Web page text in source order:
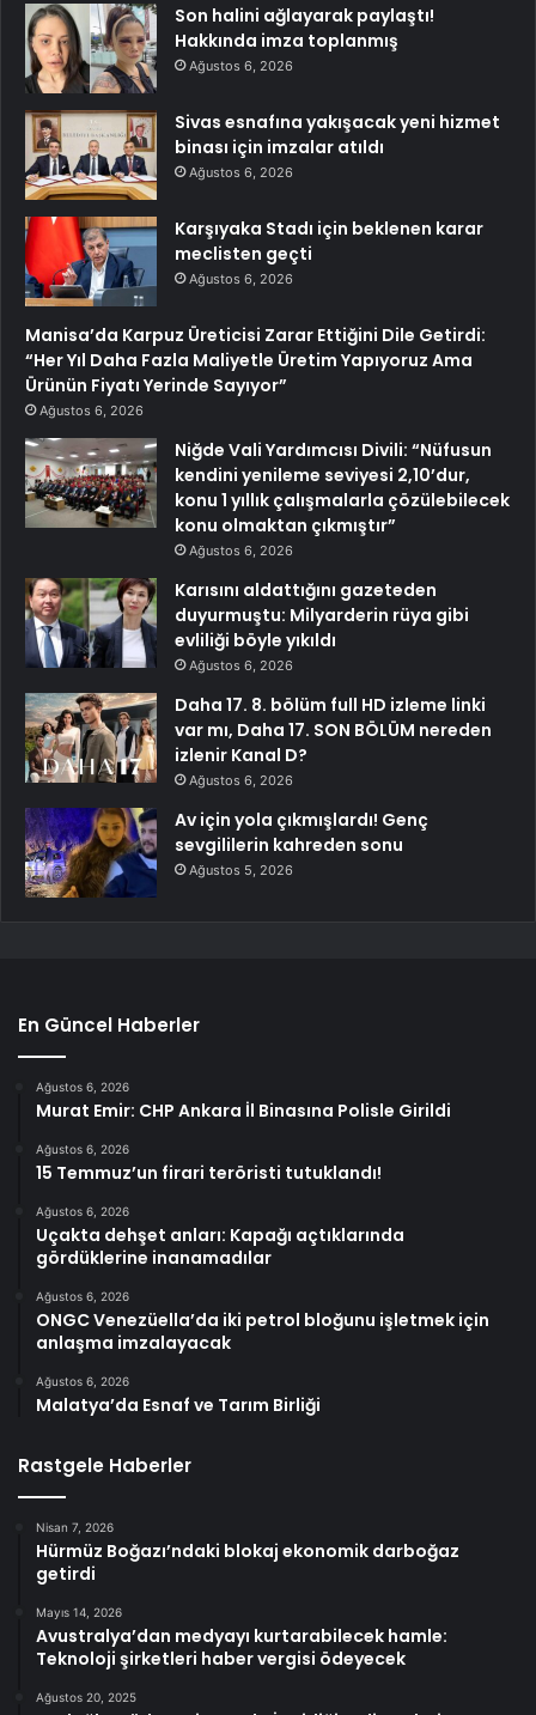
Son halini ağlayarak paylaştı!
Hakkında imza toplanmış
Ağustos 6, 2026
Sivas esnafına yakışacak yeni hizmet
binası için imzalar atıldı
Ağustos 6, 2026
Karşıyaka Stadı için beklenen karar
meclisten geçti
Ağustos 6, 2026
Manisa’da Karpuz Üreticisi Zarar Ettiğini Dile Getirdi:
“Her Yıl Daha Fazla Maliyetle Üretim Yapıyoruz Ama
Ürünün Fiyatı Yerinde Sayıyor”
Ağustos 6, 2026
Niğde Vali Yardımcısı Divili: “Nüfusun
kendini yenileme seviyesi 2,10’dur,
konu 1 yıllık çalışmalarla çözülebilecek
konu olmaktan çıkmıştır”
Ağustos 6, 2026
Karısını aldattığını gazeteden
duyurmuştu: Milyarderin rüya gibi
evliliği böyle yıkıldı
Ağustos 6, 2026
Daha 17. 8. bölüm full HD izleme linki
var mı, Daha 17. SON BÖLÜM nereden
izlenir Kanal D?
Ağustos 6, 2026
Av için yola çıkmışlardı! Genç
sevgililerin kahreden sonu
Ağustos 5, 2026
En Güncel Haberler
Ağustos 6, 2026
Murat Emir: CHP Ankara İl Binasına Polisle Girildi
Ağustos 6, 2026
15 Temmuz’un firari teröristi tutuklandı!
Ağustos 6, 2026
Uçakta dehşet anları: Kapağı açtıklarında
gördüklerine inanamadılar
Ağustos 6, 2026
ONGC Venezüella’da iki petrol bloğunu işletmek için
anlaşma imzalayacak
Ağustos 6, 2026
Malatya’da Esnaf ve Tarım Birliği
Rastgele Haberler
Nisan 7, 2026
Hürmüz Boğazı’ndaki blokaj ekonomik darboğaz
getirdi
Mayıs 14, 2026
Avustralya’dan medyayı kurtarabilecek hamle:
Teknoloji şirketleri haber vergisi ödeyecek
Ağustos 20, 2025